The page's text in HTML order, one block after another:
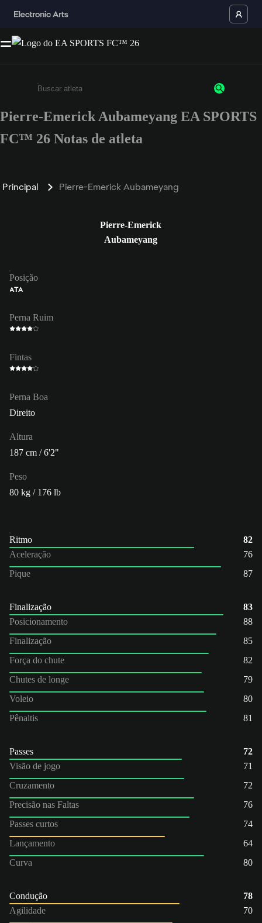
Insira pelo menos 3 caracteres ou números
Pierre-Emerick Aubameyang EA SPORTS
FC™ 26 Notas de atleta
Principal Pierre-Emerick Aubameyang
Pierre-Emerick
Aubameyang
Posição
ATA
Perna Ruim
Fintas
Perna Boa
Direito
Altura
187 cm / 6'2"
Peso
80 kg / 176 lb
Ritmo
82
Aceleração
76
Pique
87
Finalização
83
Posicionamento
88
Finalização
85
Força do chute
82
Chutes de longe
79
Voleio
80
Pênaltis
81
Passes
72
Visão de jogo
71
Cruzamento
72
Precisão nas Faltas
76
Passes curtos
74
Lançamento
64
Curva
80
Condução
78
Agilidade
70